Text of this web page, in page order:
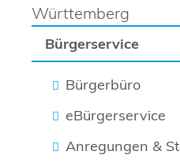
Bürgerservice
Bürgerbüro
eBürgerservice
Anregungen &
Württemberg